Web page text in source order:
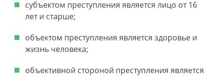
субъектом преступления является лицо от 16
лет и старше;
объектом преступления является здоровье и
жизнь человека;
объективной стороной преступления является